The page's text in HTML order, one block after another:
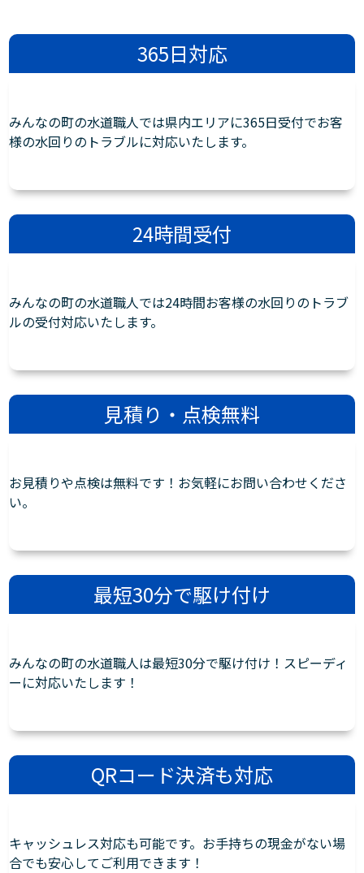
365日対応
みんなの町の水道職人では県内エリアに365日受付でお客
様の水回りのトラブルに対応いたします。
24時間受付
みんなの町の水道職人では24時間お客様の水回りのトラブ
ルの受付対応いたします。
見積り・点検無料
お見積りや点検は無料です！お気軽にお問い合わせくださ
い。
最短30分で駆け付け
みんなの町の水道職人は最短30分で駆け付け！スピーディ
ーに対応いたします！
QRコード決済も対応
キャッシュレス対応も可能です。お手持ちの現金がない場
合でも安心してご利用できます！